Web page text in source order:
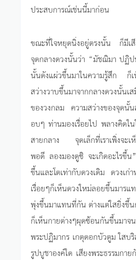
ประสบการณ์เช่นนี้มาก่อน
ขณะที่ใจหยุดนิ่งอยู่ตรงนั้น ก็มีเสี
จุดกลางดวงนั้นว่า “มัชฌิมา ปฏิ
นั้นดังแผ่วขึ้นมาในความรู้สึก ก็เ
สว่างวาบขึ้นมาจากกลางดวงนั้นเ
ของวงกลม ความสว่างของจุดนั้น
อบๆ ท่านมองเรื่อยไป พลางคิดใ
สายกลาง จุดเล็กที่เราเพิ่งจะเ
พอดี ลองมองดูซิ จะเกิดอะไรขึ้
ขึ้นและโตเท่ากับดวงเดิม ดวงเก่
เรื่อยๆก็เห็นดวงใหม่ลอยขึ้นมา
พุ่งขึ้นมาแทนที่กัน ต่างแต่ใสยิ่งขึ้น
ก็เห็นกายต่างๆผุดซ้อนกันขึ้นมา
พระปฏิมากร เกตุดอกบัวตูม ใสบ
รูปบูชาองค์ใด เสียงพระธรรมกาย